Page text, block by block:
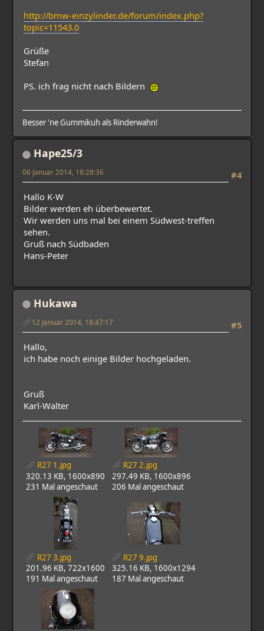
http://bmw-einzylinder.de/forum/index.php?
topic=11543.0
Grüße
Stefan
PS. ich frag nicht nach Bildern
Besser 'ne Gummikuh als Rinderwahn!
Hape25/3
#4
06 Januar 2014, 18:28:36
Hallo K-W
Bilder werden eh überbewertet.
Wir werden uns mal bei einem Südwest-treffen
sehen.
Gruß nach Südbaden
Hans-Peter
Hukawa
#5
12 Januar 2014, 18:47:17
Hallo,
ich habe noch einige Bilder hochgeladen.
Gruß
Karl-Walter
R27 1.jpg
320.13 KB, 1600x890
231 Mal angeschaut
R27 2.jpg
297.49 KB, 1600x896
206 Mal angeschaut
R27 3.jpg
201.96 KB, 722x1600
191 Mal angeschaut
R27 9.jpg
325.16 KB, 1600x1294
187 Mal angeschaut